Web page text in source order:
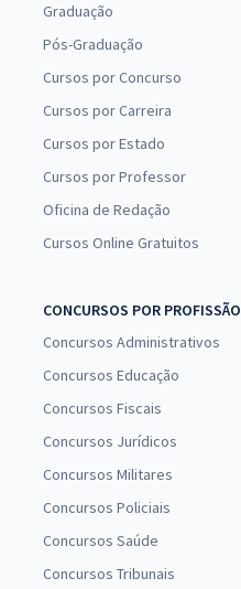
Graduação
Pós-Graduação
Cursos por Concurso
Cursos por Carreira
Cursos por Estado
Cursos por Professor
Oficina de Redação
Cursos Online Gratuitos
CONCURSOS POR PROFISSÃO
Concursos Administrativos
Concursos Educação
Concursos Fiscais
Concursos Jurídicos
Concursos Militares
Concursos Policiais
Concursos Saúde
Concursos Tribunais